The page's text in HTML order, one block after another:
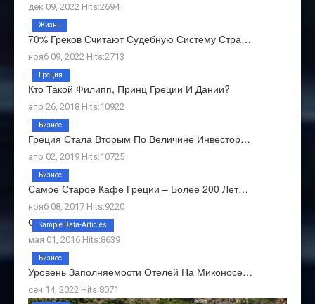
дек 09, 2022 Hits:2694
70% Греков Считают Судебную Систему Стра…
нояб 09, 2022 Hits:2713
Жизнь
Кто Такой Филипп, Принц Греции И Дании?
апр 26, 2018 Hits:10922
Греция
Греция Стала Вторым По Величине Инвестор…
апр 02, 2019 Hits:10725
Бизнес
Самое Старое Кафе Греции – Более 200 Лет…
нояб 08, 2017 Hits:9220
Бизнес
О Нас
мая 01, 2016 Hits:8639
Sample Data-Articles
Уровень Заполняемости Отелей На Миконосе…
сен 14, 2022 Hits:8071
Бизнес